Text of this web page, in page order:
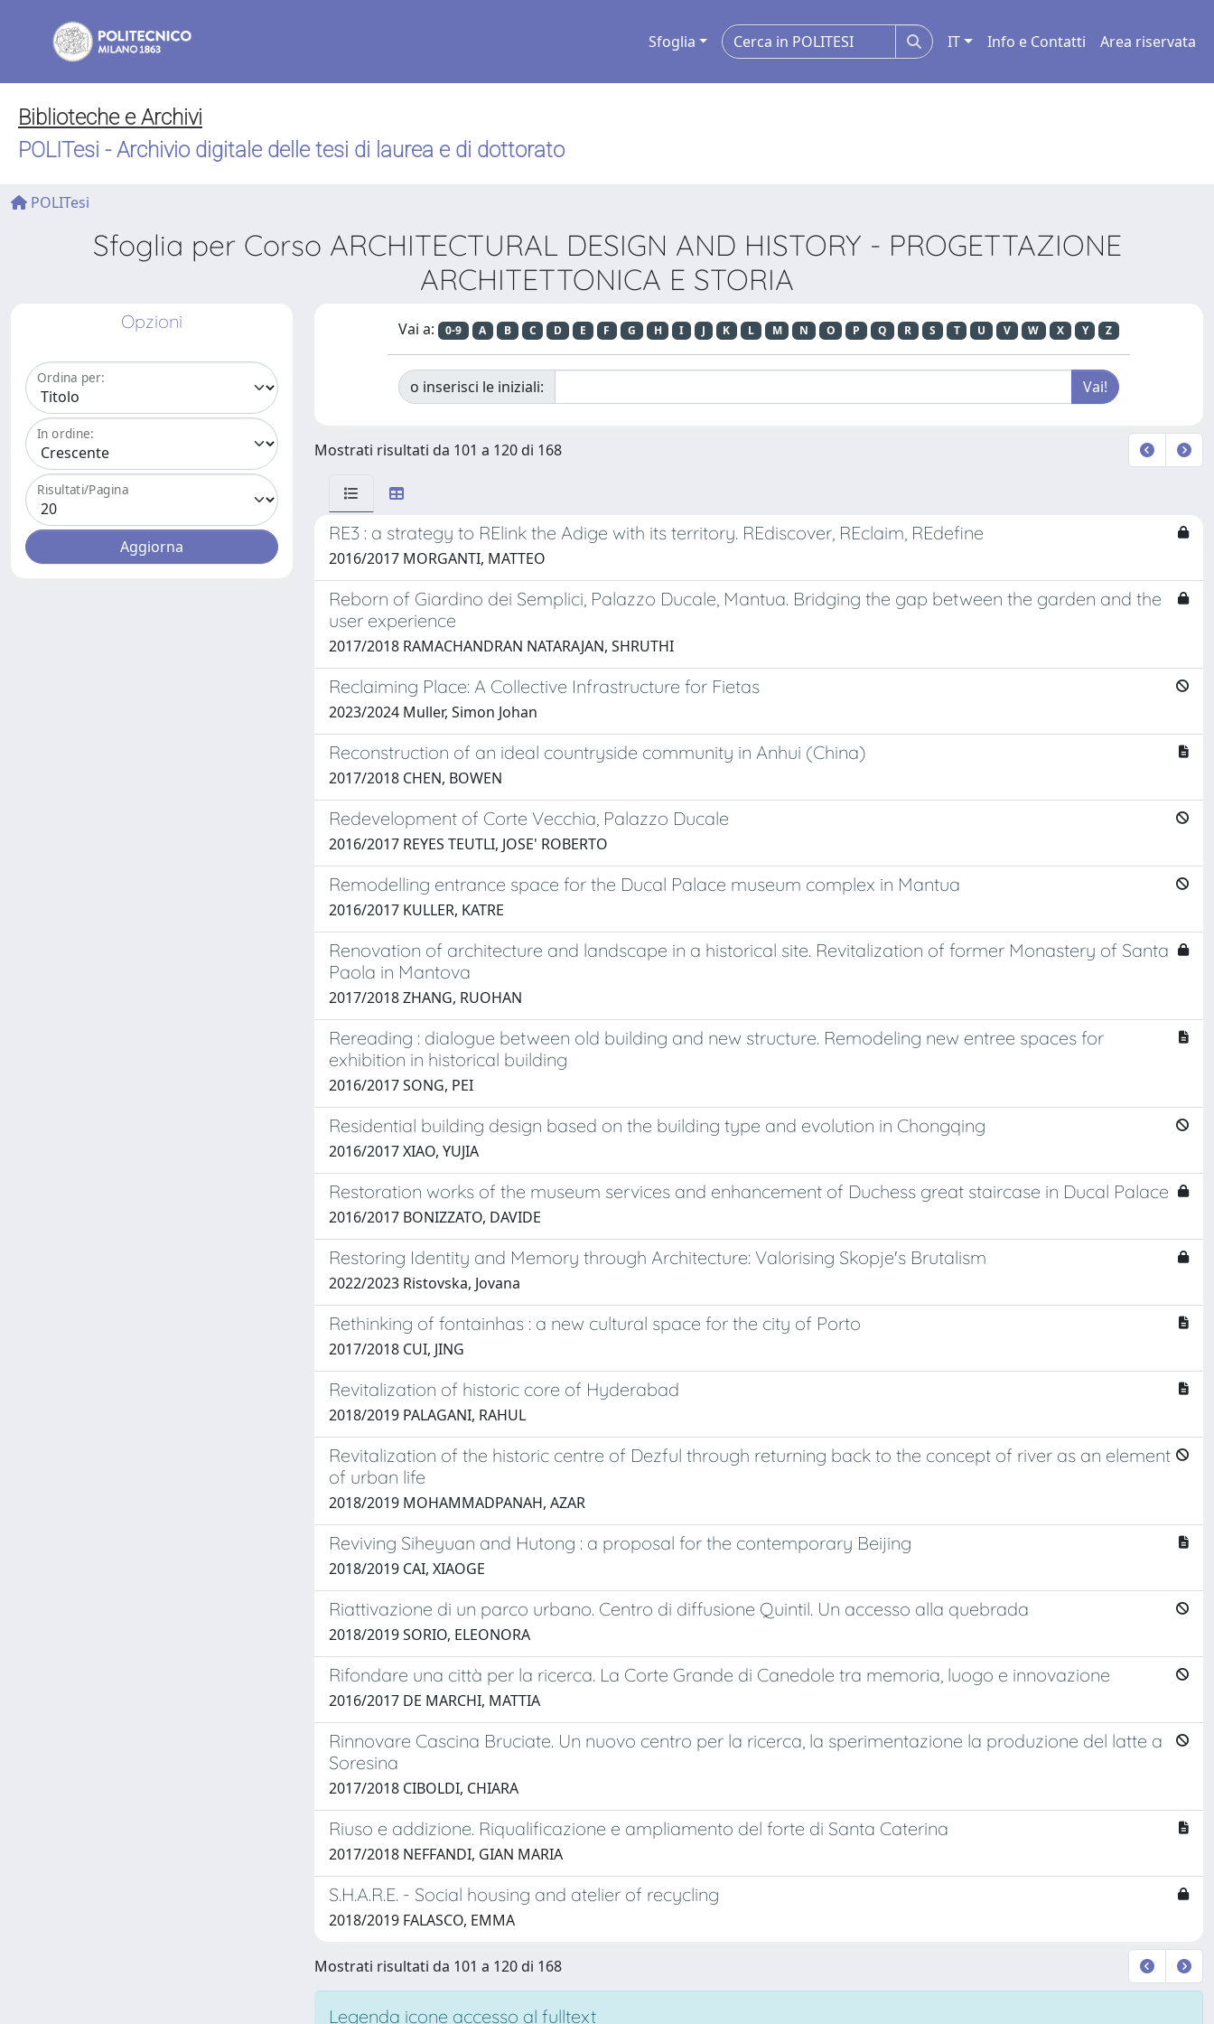
Sfoglia IT Info e Contatti Area riservata
Biblioteche e Archivi
POLITesi - Archivio digitale delle tesi di laurea e di dottorato
POLITesi
Sfoglia per Corso ARCHITECTURAL DESIGN AND HISTORY - PROGETTAZIONE
ARCHITETTONICA E STORIA
Opzioni
Ordina per:
In ordine:
Risultati/Pagina
Vai a: 0-9 A B C D E F G H I J K L M N O P Q R S T U V W X Y Z
o inserisci le iniziali:
Mostrati risultati da 101 a 120 di 168
RE3 : a strategy to RElink the Adige with its territory. REdiscover, REclaim, REdefine
2016/2017 MORGANTI, MATTEO
Reborn of Giardino dei Semplici, Palazzo Ducale, Mantua. Bridging the gap between the garden and the
user experience
2017/2018 RAMACHANDRAN NATARAJAN, SHRUTHI
Reclaiming Place: A Collective Infrastructure for Fietas
2023/2024 Muller, Simon Johan
Reconstruction of an ideal countryside community in Anhui (China)
2017/2018 CHEN, BOWEN
Redevelopment of Corte Vecchia, Palazzo Ducale
2016/2017 REYES TEUTLI, JOSE' ROBERTO
Remodelling entrance space for the Ducal Palace museum complex in Mantua
2016/2017 KULLER, KATRE
Renovation of architecture and landscape in a historical site. Revitalization of former Monastery of Santa
Paola in Mantova
2017/2018 ZHANG, RUOHAN
Rereading : dialogue between old building and new structure. Remodeling new entree spaces for
exhibition in historical building
2016/2017 SONG, PEI
Residential building design based on the building type and evolution in Chongqing
2016/2017 XIAO, YUJIA
Restoration works of the museum services and enhancement of Duchess great staircase in Ducal Palace
2016/2017 BONIZZATO, DAVIDE
Restoring Identity and Memory through Architecture: Valorising Skopje's Brutalism
2022/2023 Ristovska, Jovana
Rethinking of fontainhas : a new cultural space for the city of Porto
2017/2018 CUI, JING
Revitalization of historic core of Hyderabad
2018/2019 PALAGANI, RAHUL
Revitalization of the historic centre of Dezful through returning back to the concept of river as an element
of urban life
2018/2019 MOHAMMADPANAH, AZAR
Reviving Siheyuan and Hutong : a proposal for the contemporary Beijing
2018/2019 CAI, XIAOGE
Riattivazione di un parco urbano. Centro di diffusione Quintil. Un accesso alla quebrada
2018/2019 SORIO, ELEONORA
Rifondare una città per la ricerca. La Corte Grande di Canedole tra memoria, luogo e innovazione
2016/2017 DE MARCHI, MATTIA
Rinnovare Cascina Bruciate. Un nuovo centro per la ricerca, la sperimentazione la produzione del latte a
Soresina
2017/2018 CIBOLDI, CHIARA
Riuso e addizione. Riqualificazione e ampliamento del forte di Santa Caterina
2017/2018 NEFFANDI, GIAN MARIA
S.H.A.R.E. - Social housing and atelier of recycling
2018/2019 FALASCO, EMMA
Mostrati risultati da 101 a 120 di 168
Legenda icone accesso al fulltext